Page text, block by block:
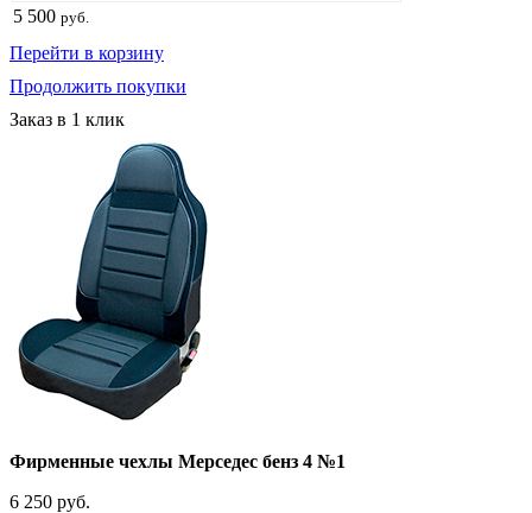
5 500 руб.
Перейти в корзину
Продолжить покупки
Заказ в 1 клик
Фирменные чехлы Мерседес бенз 4 №1
6 250 руб.